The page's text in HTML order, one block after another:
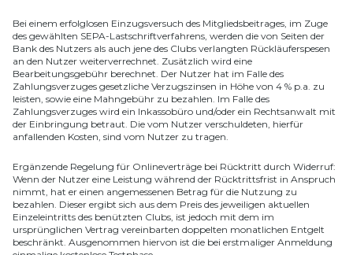
Bei einem erfolglosen Einzugsversuch des Mitgliedsbeitrages, im Zuge
des gewählten SEPA-Lastschriftverfahrens, werden die von Seiten der
Bank des Nutzers als auch jene des Clubs verlangten Rückläuferspesen
an den Nutzer weiterverrechnet. Zusätzlich wird eine
Bearbeitungsgebühr berechnet. Der Nutzer hat im Falle des
Zahlungsverzuges gesetzliche Verzugszinsen in Höhe von 4 % p.a. zu
leisten, sowie eine Mahngebühr zu bezahlen. Im Falle des
Zahlungsverzuges wird ein Inkassobüro und/oder ein Rechtsanwalt mit
der Einbringung betraut. Die vom Nutzer verschuldeten, hierfür
anfallenden Kosten, sind vom Nutzer zu tragen.
Ergänzende Regelung für Onlineverträge bei Rücktritt durch Widerruf:
Wenn der Nutzer eine Leistung während der Rücktrittsfrist in Anspruch
nimmt, hat er einen angemessenen Betrag für die Nutzung zu
bezahlen. Dieser ergibt sich aus dem Preis des jeweiligen aktuellen
Einzeleintritts des benützten Clubs, ist jedoch mit dem im
ursprünglichen Vertrag vereinbarten doppelten monatlichen Entgelt
beschränkt. Ausgenommen hiervon ist die bei erstmaliger Anmeldung